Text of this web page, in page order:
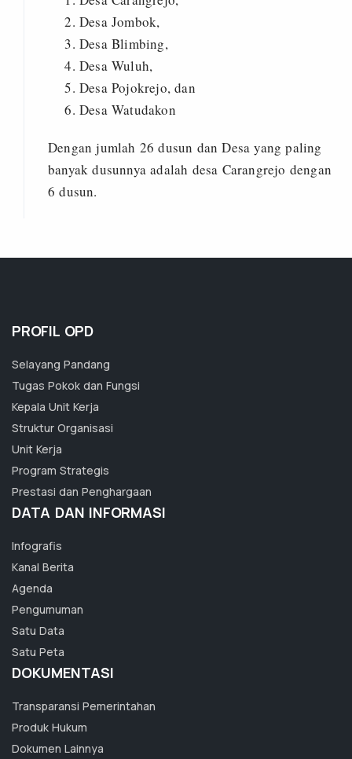
Desa Jombok,
Desa Blimbing,
Desa Wuluh,
Desa Pojokrejo, dan
Desa Watudakon
Dengan jumlah 26 dusun dan Desa yang paling
banyak dusunnya adalah desa Carangrejo dengan
6 dusun.
PROFIL OPD
Selayang Pandang
Tugas Pokok dan Fungsi
Kepala Unit Kerja
Struktur Organisasi
Unit Kerja
Program Strategis
Prestasi dan Penghargaan
DATA DAN INFORMASI
Infografis
Kanal Berita
Agenda
Pengumuman
Satu Data
Satu Peta
DOKUMENTASI
Transparansi Pemerintahan
Produk Hukum
Dokumen Lainnya